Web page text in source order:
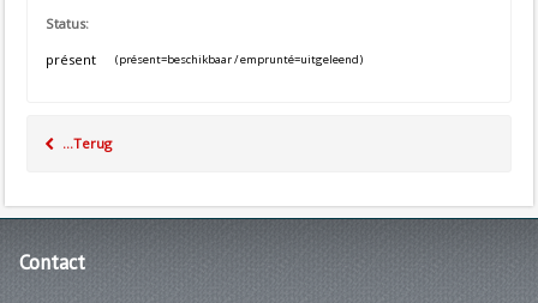
Status:
présent
(présent=beschikbaar / emprunté=uitgeleend)
...Terug
Contact